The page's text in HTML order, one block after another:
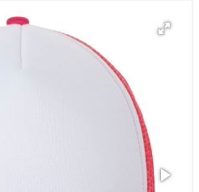
с логотипом